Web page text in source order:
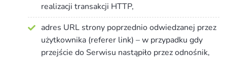
realizacji transakcji HTTP,
adres URL strony poprzednio odwiedzanej przez
użytkownika (referer link) – w przypadku gdy
przejście do Serwisu nastąpiło przez odnośnik,